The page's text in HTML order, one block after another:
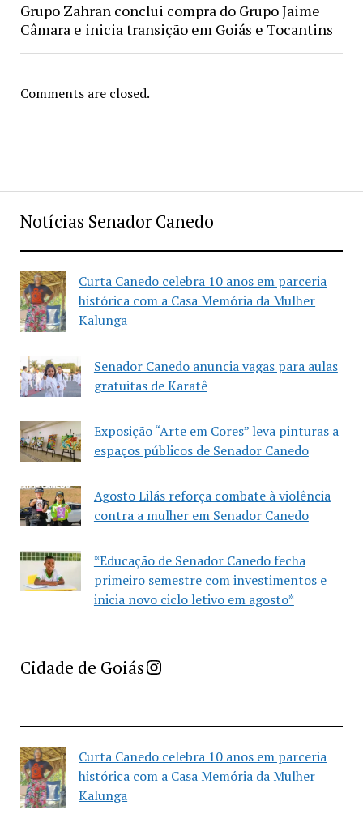
Notícias Senador Canedo
Curta Canedo celebra 10 anos em parceria
histórica com a Casa Memória da Mulher
Kalunga
Senador Canedo anuncia vagas para aulas
gratuitas de Karatê
Exposição “Arte em Cores” leva pinturas a
espaços públicos de Senador Canedo
Agosto Lilás reforça combate à violência
contra a mulher em Senador Canedo
*Educação de Senador Canedo fecha
primeiro semestre com investimentos e
inicia novo ciclo letivo em agosto*
Cidade de GoiásImprensa Criativa da Cidade de Goiás
Curta Canedo celebra 10 anos em parceria
histórica com a Casa Memória da Mulher
Kalunga
Grupo Zahran conclui compra do Grupo Jaime
Câmara e inicia transição em Goiás e Tocantins
Comments are closed.